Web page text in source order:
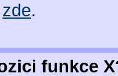
zde.
funkce